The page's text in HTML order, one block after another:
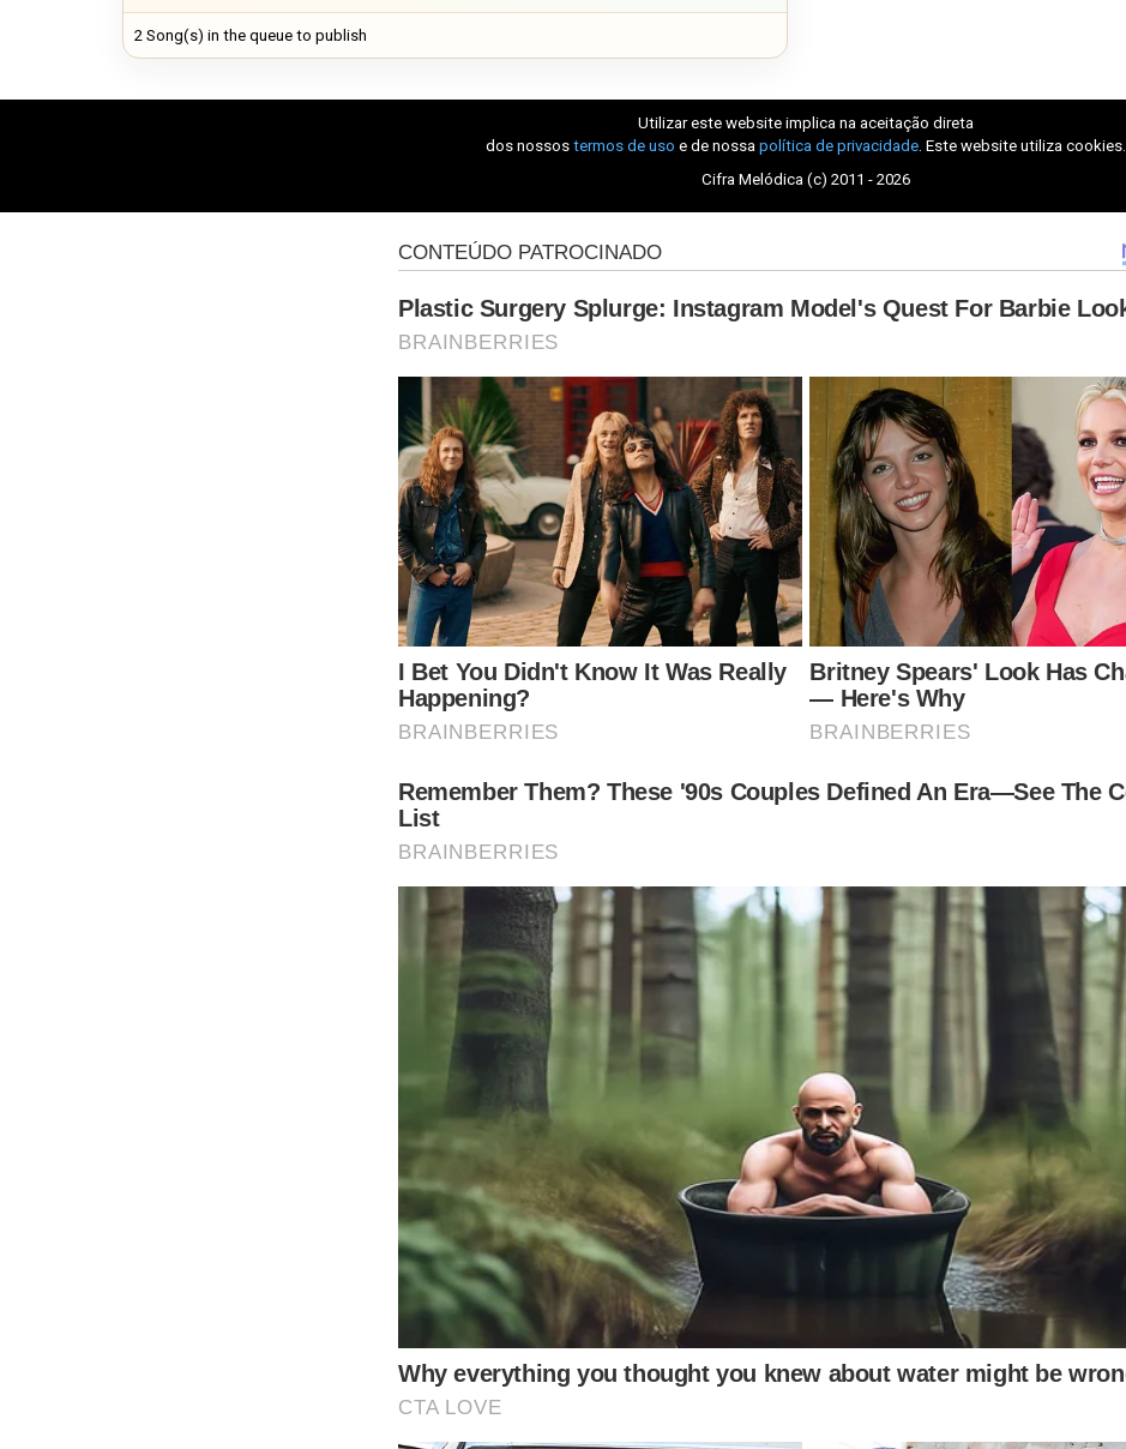
2 Song(s) in the queue to publish
Utilizar este website implica na aceitação direta
dos nossos termos de uso e de nossa política de privacidade. Este website utiliza cookies.
Cifra Melódica (c) 2011 - 2026